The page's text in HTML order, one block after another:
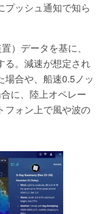
プッシュ通知で知ら
）データを基に、
る。減速が想定され
場合や、船速0.5ノッ
に、陸上オペレー
フォン上で風や波の